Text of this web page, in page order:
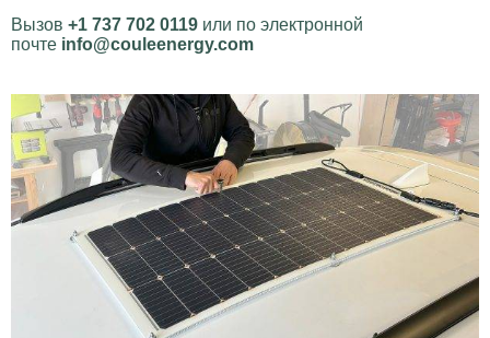
Вызов +1 737 702 0119 или по электронной
почте info@couleenergy.com